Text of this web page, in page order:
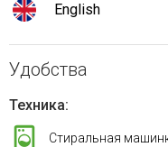
English
Удобства
Техника:
Стиральная